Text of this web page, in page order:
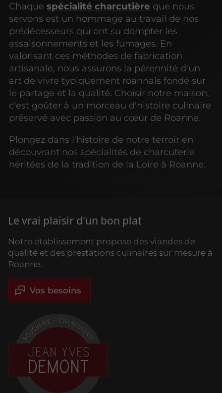
Chaquespécialité charcutière que nous
servons est un hommage au travail de nos
prédécesseurs qui ont su dompter les
assaisonnements et les fumages. En
valorisant ces méthodes de fabrication
artisanale, nous assurons la pérennité d'un
art de vivre typiquement roannais fondé sur
le partage et la qualité. Choisir notre maison,
c'est goûter à un morceau d'histoire culinaire
préservé avec passion au cœur de Roanne.
Plongez dans l'histoire de notre terroir en
découvrant nos spécialités de charcuterie
héritées de la tradition de la Loire à Roanne.
Le vrai plaisir d'un bon plat
Notre établissement propose des viandes de
qualité et des prestations culinaires sur mesure à
Roanne.
Vos besoins